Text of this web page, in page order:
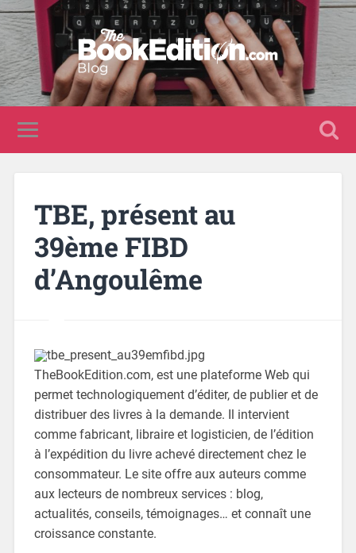
TBE, présent au
39ème FIBD
d’Angoulême
TheBookEdition.com, est une plateforme Web qui
permet technologiquement d’éditer, de publier et de
distribuer des livres à la demande. Il intervient
comme fabricant, libraire et logisticien, de l’édition
à l’expédition du livre achevé directement chez le
consommateur. Le site offre aux auteurs comme
aux lecteurs de nombreux services : blog,
actualités, conseils, témoignages… et connaît une
croissance constante.